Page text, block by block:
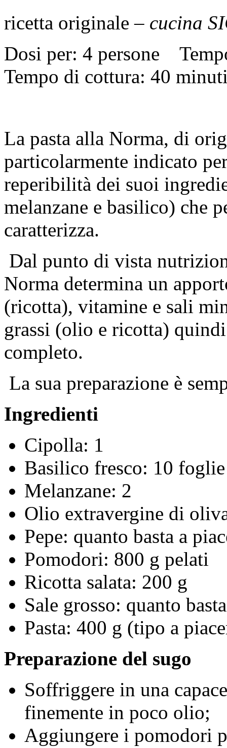
ricetta originale – cucina
Dosi per: 4 persone
Tempo di cottura: 40
La pasta alla Norma, di
particolarmente indicato
reperibilità dei suoi
melanzane e basilico) che
caratterizza.
Dal punto di vista
Norma determina un
(ricotta), vitamine e sali
grassi (olio e ricotta)
completo.
La sua preparazione è
Ingredienti
Cipolla: 1
Basilico fresco: 10 foglie
Melanzane: 2
Olio extravergine di
Pepe: quanto basta a
Pomodori: 800 g pelati
Ricotta salata: 200 g
Sale grosso: quanto basta
Pasta: 400 g (tipo a
Preparazione del sugo
Soffriggere in una
finemente in poco olio;
Aggiungere i pomodori